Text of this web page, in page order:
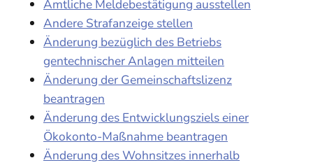
Amtliche Meldebestätigung ausstellen
Andere Strafanzeige stellen
Änderung bezüglich des Betriebs
gentechnischer Anlagen mitteilen
Änderung der Gemeinschaftslizenz
beantragen
Änderung des Entwicklungsziels einer
Ökokonto-Maßnahme beantragen
Änderung des Wohnsitzes innerhalb